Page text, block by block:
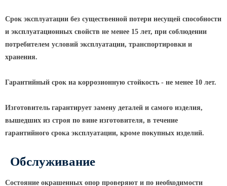
Кронштейны для консольных
Кронштейн консольный для 2
светильников
светильников
Срок эксплуатации без существенной потери несущей способности
и эксплуатационных свойств не менее 15 лет, при соблюдении
потребителем условий эксплуатации, транспортировки и
хранения.
Гарантийный срок на коррозионную стойкость - не менее 10 лет.
Изготовитель гарантирует замену деталей и самого изделия,
вышедших из строя по вине изготовителя, в течение
гарантийного срока эксплуатации, кроме покупных изделий.
Обслуживание
Состояние окрашенных опор проверяют и по необходимости